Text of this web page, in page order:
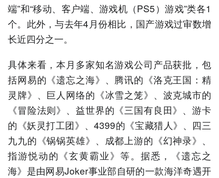
端”和“移动、客户端、游戏机（PS5）游戏”类各1
个。此外，与去年4月份相比，国产游戏过审数增
长近四分之一。
具体来看，本月多家知名游戏公司产品获批，包
括网易的《遗忘之海》、腾讯的《洛克王国：精
灵牌》、巨人网络的《冰雪之笼》、波克城市的
《冒险法则》、益世界的《三国有良田》、游卡
的《妖灵打工团》、4399的《宝藏猎人》、四三
九九的《锅锅英雄》、成都上游的《幻神录》、
指游悦动的《玄黄霸业》等。据悉，《遗忘之
海》是由网易Joker事业部自研的一款海洋奇遇开